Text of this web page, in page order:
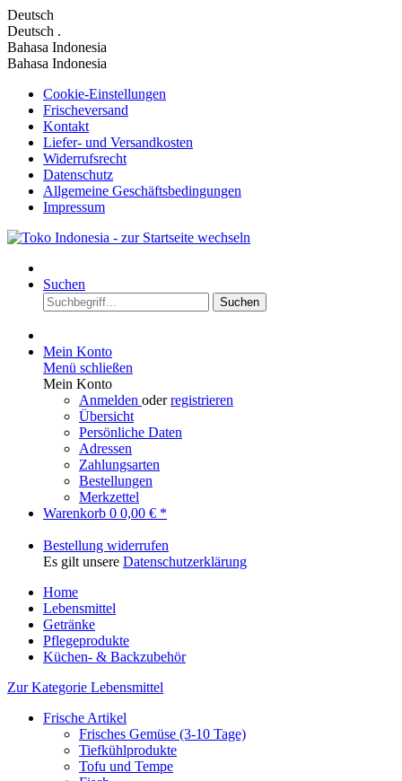
Deutsch
Deutsch .
Bahasa Indonesia
Bahasa Indonesia
Cookie-Einstellungen
Frischeversand
Kontakt
Liefer- und Versandkosten
Widerrufsrecht
Datenschutz
Allgemeine Geschäftsbedingungen
Impressum
Suchen
Suchen
Mein Konto
Menü schließen
Mein Konto
Anmelden oderregistrieren
Übersicht
Persönliche Daten
Adressen
Zahlungsarten
Bestellungen
Merkzettel
Warenkorb 0 0,00 € *
Bestellung widerrufen
Es gilt unsere Datenschutzerklärung
Home
Lebensmittel
Getränke
Pflegeprodukte
Küchen- & Backzubehör
Zur Kategorie Lebensmittel
Frische Artikel
Frisches Gemüse (3-10 Tage)
Tiefkühlprodukte
Tofu und Tempe